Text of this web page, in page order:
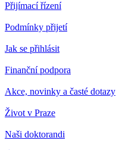
Přijímací řízení
Podmínky přijetí
Jak se přihlásit
Finanční podpora
Akce, novinky a časté dotazy
Život v Praze
Naši doktorandi